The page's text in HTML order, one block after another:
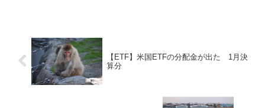
【ETF】米国ETFの分配金が出た 1月決
算分